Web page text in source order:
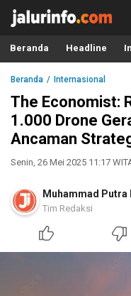
Info Terbaru, Berita
Terkini, Akurat dan
Beranda Headline
Beranda Internasional
The Economist:
1.000 Drone
Ancaman
Senin, 26 Mei 2025 11:17
Muhammad Putra
Tim Redaksi